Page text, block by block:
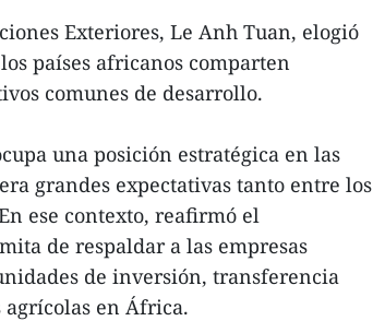
Exteriores, Le Anh Tuan, elogió
países africanos comparten
comunes de desarrollo.
una posición estratégica en las
grandes expectativas tanto entre los
ese contexto, reafirmó el
de respaldar a las empresas
de inversión, transferencia
agrícolas en África.